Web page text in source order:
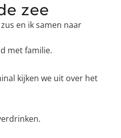
zee
en ik samen naar
met familie.
kijken we uit over het